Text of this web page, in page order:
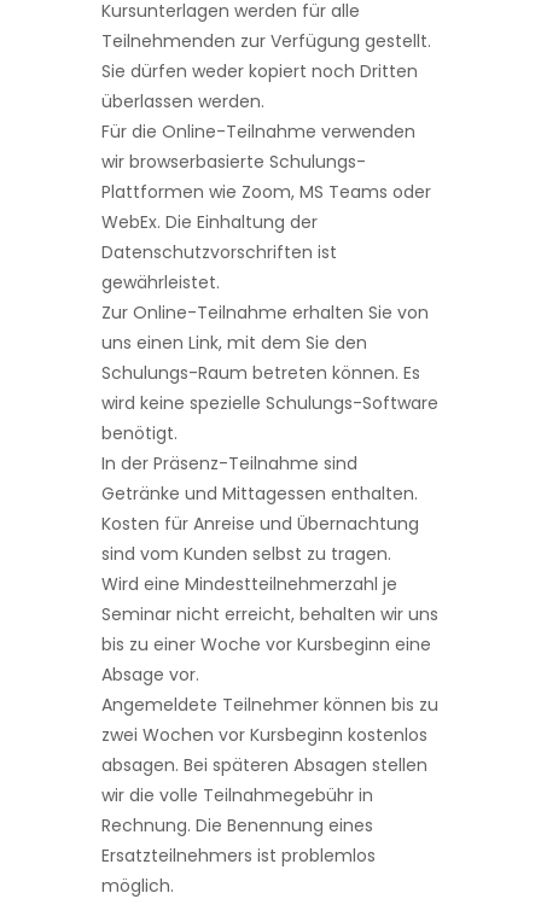
Kursunterlagen werden für alle
Teilnehmenden zur Verfügung gestellt.
Sie dürfen weder kopiert noch Dritten
überlassen werden.
Für die Online-Teilnahme verwenden
wir browserbasierte Schulungs-
Plattformen wie Zoom, MS Teams oder
WebEx. Die Einhaltung der
Datenschutzvorschriften ist
gewährleistet.
Zur Online-Teilnahme erhalten Sie von
uns einen Link, mit dem Sie den
Schulungs-Raum betreten können. Es
wird keine spezielle Schulungs-Software
benötigt.
In der Präsenz-Teilnahme sind
Getränke und Mittagessen enthalten.
Kosten für Anreise und Übernachtung
sind vom Kunden selbst zu tragen.
Wird eine Mindestteilnehmerzahl je
Seminar nicht erreicht, behalten wir uns
bis zu einer Woche vor Kursbeginn eine
Absage vor.
Angemeldete Teilnehmer können bis zu
zwei Wochen vor Kursbeginn kostenlos
absagen. Bei späteren Absagen stellen
wir die volle Teilnahmegebühr in
Rechnung. Die Benennung eines
Ersatzteilnehmers ist problemlos
möglich.